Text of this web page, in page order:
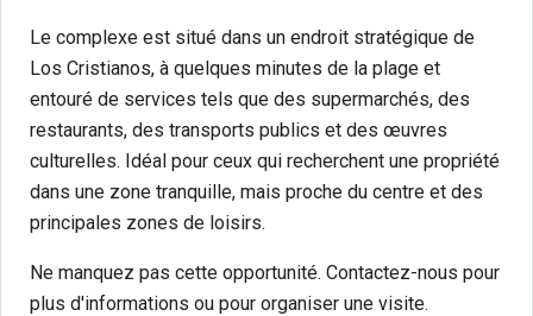
Le complexe est situé dans un endroit stratégique de
Los Cristianos, à quelques minutes de la plage et
entouré de services tels que des supermarchés, des
restaurants, des transports publics et des œuvres
culturelles. Idéal pour ceux qui recherchent une propriété
dans une zone tranquille, mais proche du centre et des
principales zones de loisirs.
Ne manquez pas cette opportunité. Contactez-nous pour
plus d'informations ou pour organiser une visite.